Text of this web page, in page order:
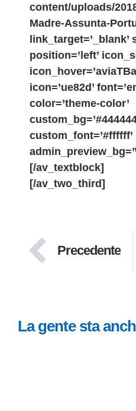
content/uploads/
Madre-Assunta-
link_target=’_blank’
position=’left’
icon=’ue82d’
color=’theme-color’
custom_font=’#ffffff’
[/av_textblock]
[/av_two_third]
Precedente
La gente sta